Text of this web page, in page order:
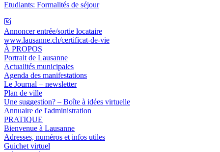
Etudiants: Formalités de séjour
Annoncer entrée/sortie locataire
www.lausanne.ch/certificat-de-vie
À PROPOS
Portrait de Lausanne
Actualités municipales
Agenda des manifestations
Le Journal + newsletter
Plan de ville
Une suggestion? – Boîte à idées virtuelle
Annuaire de l'administration
PRATIQUE
Bienvenue à Lausanne
Adresses, numéros et infos utiles
Guichet virtuel